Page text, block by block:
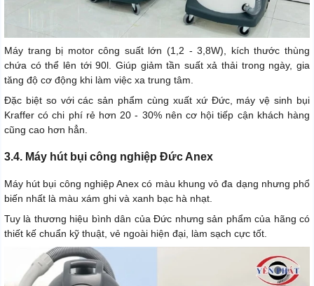
Máy trang bị motor công suất lớn (1,2 - 3,8W), kích thước thùng
chứa có thể lên tới 90l. Giúp giảm tần suất xả thải trong ngày, gia
tăng độ cơ động khi làm việc xa trung tâm.
Đặc biệt so với các sản phẩm cùng xuất xứ Đức, máy vệ sinh bụi
Kraffer có chi phí rẻ hơn 20 - 30% nên cơ hội tiếp cận khách hàng
cũng cao hơn hẳn.
3.4. Máy hút bụi công nghiệp Đức Anex
Máy hút bụi công nghiệp Anex có màu khung vỏ đa dạng nhưng phổ
biến nhất là màu xám ghi và xanh bạc hà nhạt.
Tuy là thương hiệu bình dân của Đức nhưng sản phẩm của hãng có
thiết kế chuẩn kỹ thuật, vẻ ngoài hiện đại, làm sạch cực tốt.